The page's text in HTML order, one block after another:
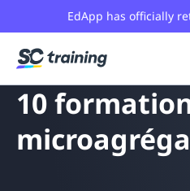
EdApp has officially
10